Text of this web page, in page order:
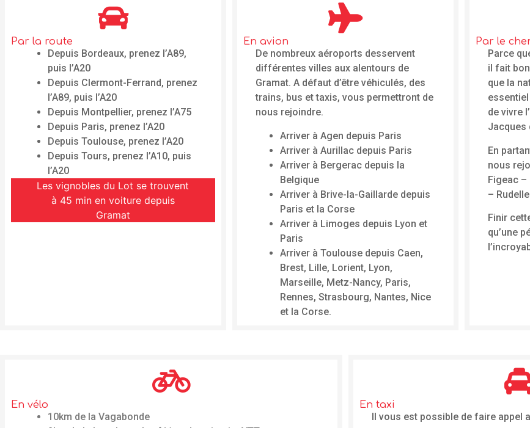
Par la route
Depuis Bordeaux, prenez l’A89,
puis l’A20
Depuis Clermont-Ferrand, prenez
l’A89, puis l’A20
Depuis Montpellier, prenez l’A75
Depuis Paris, prenez l’A20
Depuis Toulouse, prenez l’A20
Depuis Tours, prenez l’A10, puis
l’A20
Les vignobles du Lot se trouvent
à 45 min en voiture depuis
Gramat
En avion
De nombreux aéroports desservent
différentes villes aux alentours de
Gramat. A défaut d’être véhiculés, des
trains, bus et taxis, vous permettront de
nous rejoindre.
Arriver à Agen depuis Paris
Arriver à Aurillac depuis Paris
Arriver à Bergerac depuis la
Belgique
Arriver à Brive-la-Gaillarde depuis
Paris et la Corse
Arriver à Limoges depuis Lyon et
Paris
Arriver à Toulouse depuis Caen,
Brest, Lille, Lorient, Lyon,
Marseille, Metz-Nancy, Paris,
Rennes, Strasbourg, Nantes, Nice
et la Corse.
Par le
Parce
il fait
que la
de vivre
Jacques
En
nous
Figeac –
–
Finir
qu’une
En vélo
10km de la Vagabonde
En taxi
Il vous est possible de faire appel